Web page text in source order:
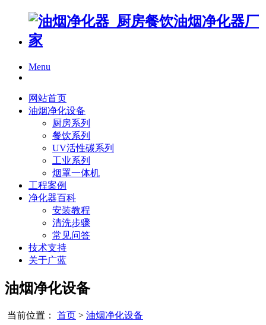
Menu
网站首页
油烟净化设备
厨房系列
餐饮系列
UV活性碳系列
工业系列
烟罩一体机
工程案例
净化器百科
安装教程
清洗步骤
常见问答
技术支持
关于广蓝
油烟净化设备
当前位置： 首页 > 油烟净化设备